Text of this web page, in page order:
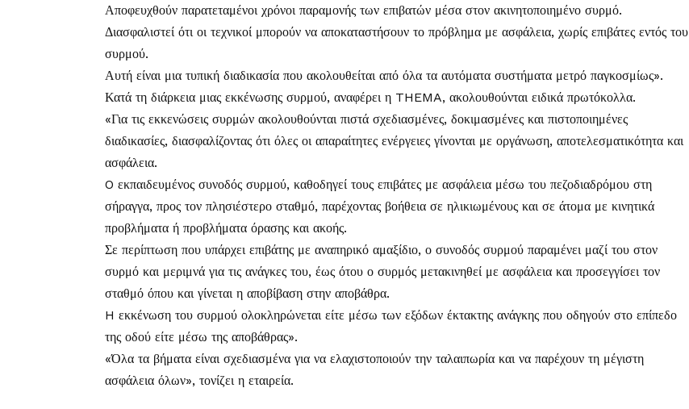
Αποφευχθούν παρατεταμένοι χρόνοι παραμονής των επιβατών μέσα στον ακινητοποιημένο συρμό.
Διασφαλιστεί ότι οι τεχνικοί μπορούν να αποκαταστήσουν το πρόβλημα με ασφάλεια, χωρίς επιβάτες εντός του
συρμού.
Αυτή είναι μια τυπική διαδικασία που ακολουθείται από όλα τα αυτόματα συστήματα μετρό παγκοσμίως».
Κατά τη διάρκεια μιας εκκένωσης συρμού, αναφέρει η THEMA, ακολουθούνται ειδικά πρωτόκολλα.
«Για τις εκκενώσεις συρμών ακολουθούνται πιστά σχεδιασμένες, δοκιμασμένες και πιστοποιημένες
διαδικασίες, διασφαλίζοντας ότι όλες οι απαραίτητες ενέργειες γίνονται με οργάνωση, αποτελεσματικότητα και
ασφάλεια.
O εκπαιδευμένος συνοδός συρμού, καθοδηγεί τους επιβάτες με ασφάλεια μέσω του πεζοδιαδρόμου στη
σήραγγα, προς τον πλησιέστερο σταθμό, παρέχοντας βοήθεια σε ηλικιωμένους και σε άτομα με κινητικά
προβλήματα ή προβλήματα όρασης και ακοής.
Σε περίπτωση που υπάρχει επιβάτης με αναπηρικό αμαξίδιο, ο συνοδός συρμού παραμένει μαζί του στον
συρμό και μεριμνά για τις ανάγκες του, έως ότου ο συρμός μετακινηθεί με ασφάλεια και προσεγγίσει τον
σταθμό όπου και γίνεται η αποβίβαση στην αποβάθρα.
H εκκένωση του συρμού ολοκληρώνεται είτε μέσω των εξόδων έκτακτης ανάγκης που οδηγούν στο επίπεδο
της οδού είτε μέσω της αποβάθρας».
«Όλα τα βήματα είναι σχεδιασμένα για να ελαχιστοποιούν την ταλαιπωρία και να παρέχουν τη μέγιστη
ασφάλεια όλων», τονίζει η εταιρεία.